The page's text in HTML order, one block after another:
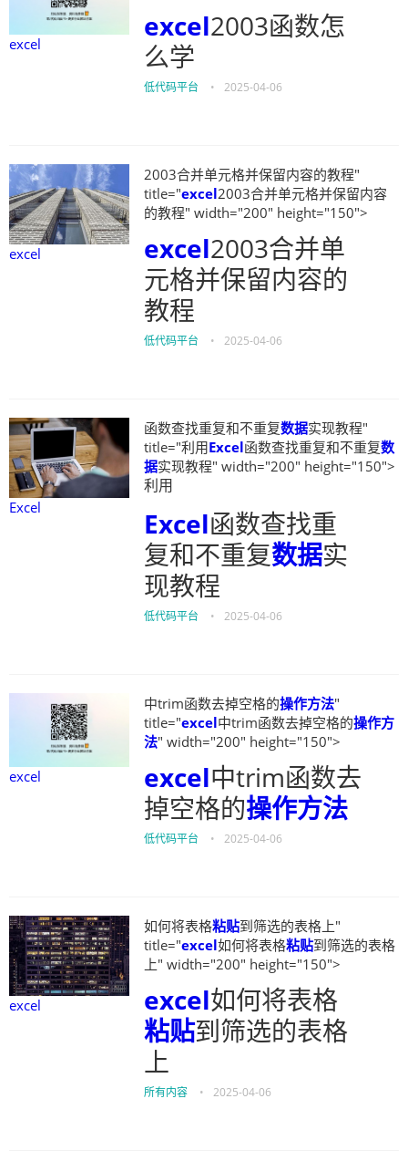
excel
excel2003函数怎
么学
低代码平台 • 2025-04-06
excel
2003合并单元格并保留内容的教程"
title="excel2003合并单元格并保留内容
的教程" width="200" height="150">
excel2003合并单
元格并保留内容的
教程
低代码平台 • 2025-04-06
Excel
函数查找重复和不重复数据实现教程"
title="利用Excel函数查找重复和不重复数
据实现教程" width="200" height="150">
利用
Excel函数查找重
复和不重复数据实
现教程
低代码平台 • 2025-04-06
excel
中trim函数去掉空格的操作方法"
title="excel中trim函数去掉空格的操作方
法" width="200" height="150">
excel中trim函数去
掉空格的操作方法
低代码平台 • 2025-04-06
excel
如何将表格粘贴到筛选的表格上"
title="excel如何将表格粘贴到筛选的表格
上" width="200" height="150">
excel如何将表格
粘贴到筛选的表格
上
所有内容 • 2025-04-06